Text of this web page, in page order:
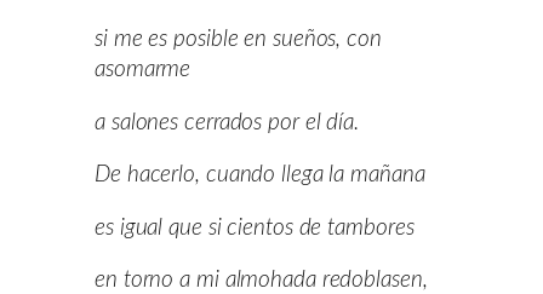
si me es posible en sueños, con
asomarme
a salones cerrados por el día.
De hacerlo, cuando llega la mañana
es igual que si cientos de tambores
en torno a mi almohada redoblasen,